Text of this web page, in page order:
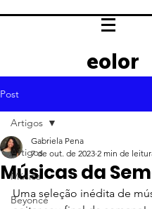
eolor
Post
Artigos
Música
Beyoncé
Artigos
Músicas da
Gabriela Pena
7 de out. de 2023 2 min de
Uma seleção inédita de